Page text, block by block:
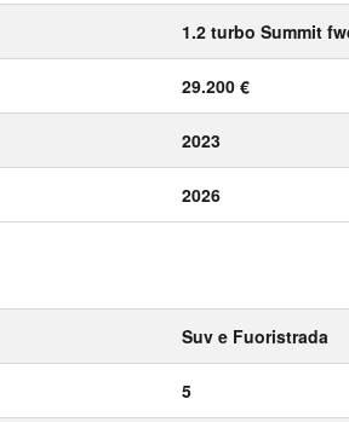
1.2 turbo Summit
29.200 €
2023
2026
Suv e Fuoristrada
5